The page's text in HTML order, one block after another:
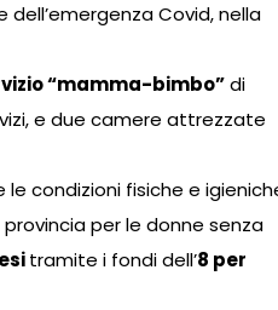
Covid, nella
“mamma-bimbo”di
e due camere attrezzate
condizioni fisiche e
per le donne senza
tramite i fondi dell’8 per